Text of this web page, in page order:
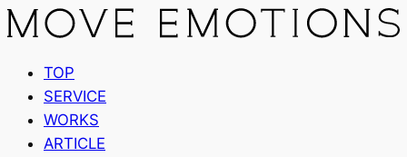
TOP
SERVICE
WORKS
ARTICLE